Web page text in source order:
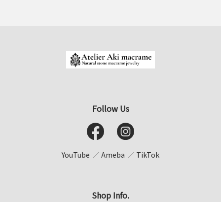
Follow Us
YouTube Ameba TikTok
Shop Info.